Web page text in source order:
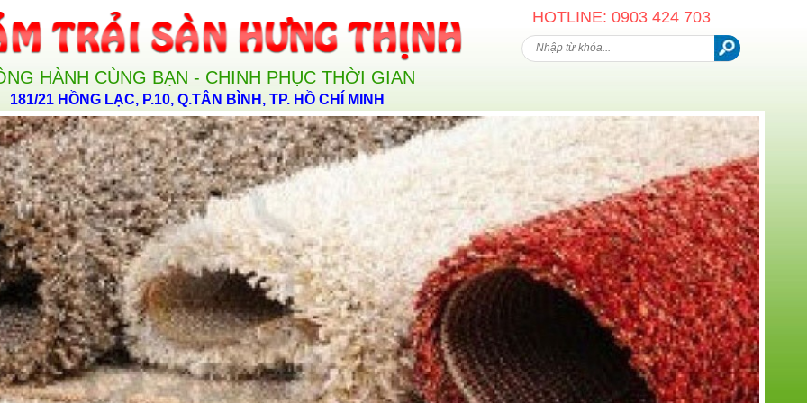
HÀNH CÙNG BẠN - CHINH PHỤC THỜI GIAN
181/21 HỒNG LẠC, P.10, Q.TÂN BÌNH, TP. HỒ CHÍ MINH
HOTLINE: 0903 424 703